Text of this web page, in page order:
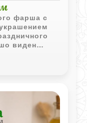
фарша с
виден
а сочетание
особенно